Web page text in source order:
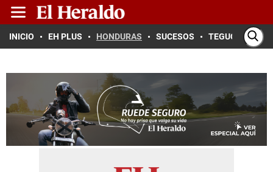
INICIO EH PLUS HONDURAS SUCESOS TEGUCIGALPA